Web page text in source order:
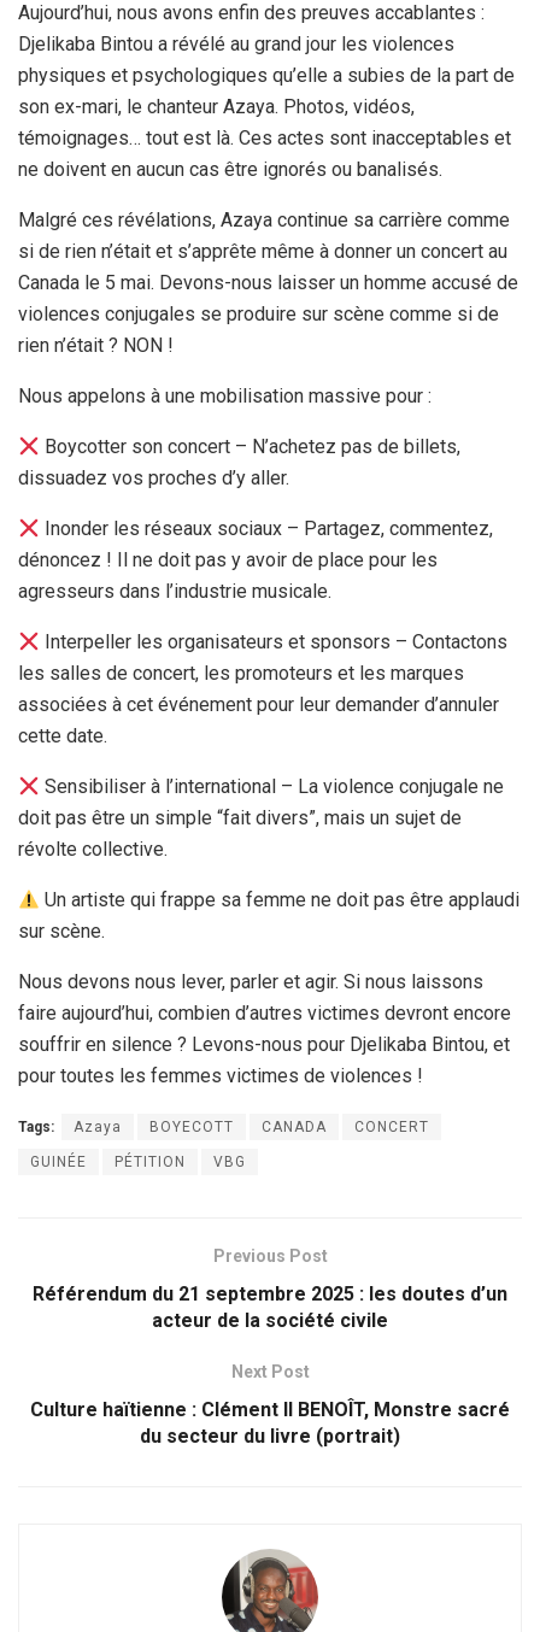
Aujourd’hui, nous avons enfin des preuves accablantes :
Djelikaba Bintou a révélé au grand jour les violences
physiques et psychologiques qu’elle a subies de la part de
son ex-mari, le chanteur Azaya. Photos, vidéos,
témoignages… tout est là. Ces actes sont inacceptables et
ne doivent en aucun cas être ignorés ou banalisés.
Malgré ces révélations, Azaya continue sa carrière comme
si de rien n’était et s’apprête même à donner un concert au
Canada le 5 mai. Devons-nous laisser un homme accusé de
violences conjugales se produire sur scène comme si de
rien n’était ? NON !
Nous appelons à une mobilisation massive pour :
Boycotter son concert – N’achetez pas de billets,
dissuadez vos proches d’y aller.
Inonder les réseaux sociaux – Partagez, commentez,
dénoncez ! Il ne doit pas y avoir de place pour les
agresseurs dans l’industrie musicale.
Interpeller les organisateurs et sponsors – Contactons
les salles de concert, les promoteurs et les marques
associées à cet événement pour leur demander d’annuler
cette date.
Sensibiliser à l’international – La violence conjugale ne
doit pas être un simple “fait divers”, mais un sujet de
révolte collective.
Un artiste qui frappe sa femme ne doit pas être applaudi
sur scène.
Nous devons nous lever, parler et agir. Si nous laissons
faire aujourd’hui, combien d’autres victimes devront encore
souffrir en silence ? Levons-nous pour Djelikaba Bintou, et
pour toutes les femmes victimes de violences !
Tags: Azaya BOYECOTT CANADA CONCERT
GUINÉE PÉTITION VBG
Previous Post
Référendum du 21 septembre 2025 : les doutes d’un
acteur de la société civile
Next Post
Culture haïtienne : Clément II BENOÎT, Monstre sacré
du secteur du livre (portrait)